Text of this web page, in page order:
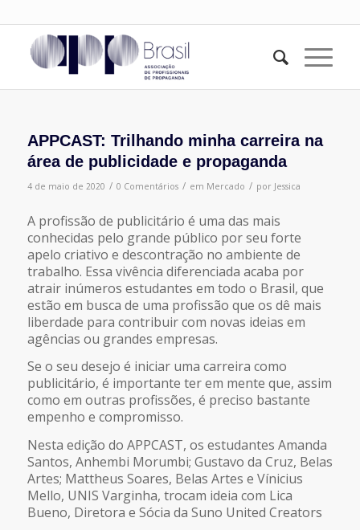
APPCAST: Trilhando minha carreira na
área de publicidade e propaganda
4 de maio de 2020 / 0 Comentários / em Mercado / por Jessica
A profissão de publicitário é uma das mais
conhecidas pelo grande público por seu forte
apelo criativo e descontração no ambiente de
trabalho. Essa vivência diferenciada acaba por
atrair inúmeros estudantes em todo o Brasil, que
estão em busca de uma profissão que os dê mais
liberdade para contribuir com novas ideias em
agências ou grandes empresas.
Se o seu desejo é iniciar uma carreira como
publicitário, é importante ter em mente que, assim
como em outras profissões, é preciso bastante
empenho e compromisso.
Nesta edição do APPCAST, os estudantes Amanda
Santos, Anhembi Morumbi; Gustavo da Cruz, Belas
Artes; Mattheus Soares, Belas Artes e Vínicius
Mello, UNIS Varginha, trocam ideia com Lica
Bueno, Diretora e Sócia da Suno United Creators